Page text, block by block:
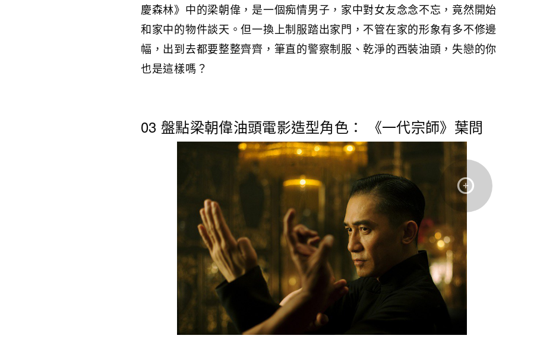
慶森林》中的梁朝偉，是一個痴情男子，家中對女友念念不忘，竟然開始
和家中的物件談天。但一換上制服踏出家門，不管在家的形象有多不修邊
幅，出到去都要整整齊齊，筆直的警察制服、乾淨的西裝油頭，失戀的你
也是這樣嗎？
03 盤點梁朝偉油頭電影造型角色： 《一代宗師》葉問